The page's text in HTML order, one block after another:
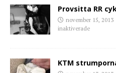
Provsitta RR
november 15, 2013
inaktiverade
KTM